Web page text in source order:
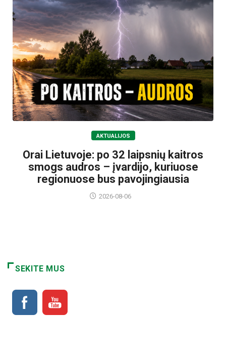
AKTUALIJOS
Orai Lietuvoje: po 32 laipsnių kaitros
smogs audros – įvardijo, kuriuose
regionuose bus pavojingiausia
2026-08-06
SEKITE MUS